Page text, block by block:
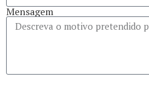
Mensagem